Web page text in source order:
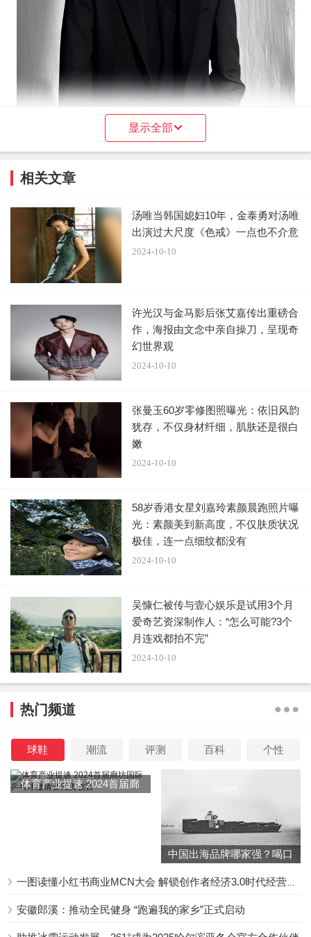
事实上，李敏镐也承认自己是容易水肿的体质，所以经
担心会不会是因为健康出现问题导致。 不过也有人跳出来缓
颊，晒出今年9月现身吉隆坡的活动照，表示他状态很好，
强调李敏镐只是不上镜，本人其实又高又瘦，肉眼看上去，
状态并没有这么差。
显示全部
相关文章
汤唯当韩国媳妇10年，金泰勇对汤唯
出演过大尺度《色戒》一点也不介意
2024-10-10
许光汉与金马影后张艾嘉传出重磅合
作，海报由文念中亲自操刀，呈现奇
幻世界观
2024-10-10
张曼玉60岁零修图照曝光：依旧风韵
犹存，不仅身材纤细，肌肤还是很白
嫩
2024-10-10
58岁香港女星刘嘉玲素颜晨跑照片曝
光：素颜美到新高度，不仅肤质状况
极佳，连一点细纹都没有
2024-10-10
吴慷仁被传与壹心娱乐是试用3个月
爱奇艺资深制作人：“怎么可能?3个
月连戏都拍不完”
2024-10-10
热门频道
球鞋 潮流 评测 百科 个性
体育产业提速 2024首届廊
中国出海品牌哪家强？喝口
安徽郎溪：推动全民健身 “跑遍我的家乡”正式启动